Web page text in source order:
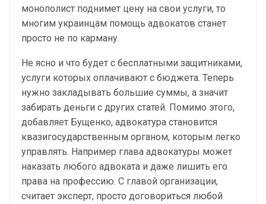
монополист поднимет цену на свои услуги, то
многим украинцам помощь адвокатов станет
просто не по карману.
Не ясно и что будет с бесплатными защитниками,
услуги которых оплачивают с бюджета. Теперь
нужно закладывать большие суммы, а значит
забирать деньги с других статей. Помимо этого,
добавляет Бущенко, адвокатура становится
квазигосударственным органом, которым легко
управлять. Например глава адвокатуры может
наказать любого адвоката и даже лишить его
права на профессию. С главой организации,
считает эксперт, просто договориться любой